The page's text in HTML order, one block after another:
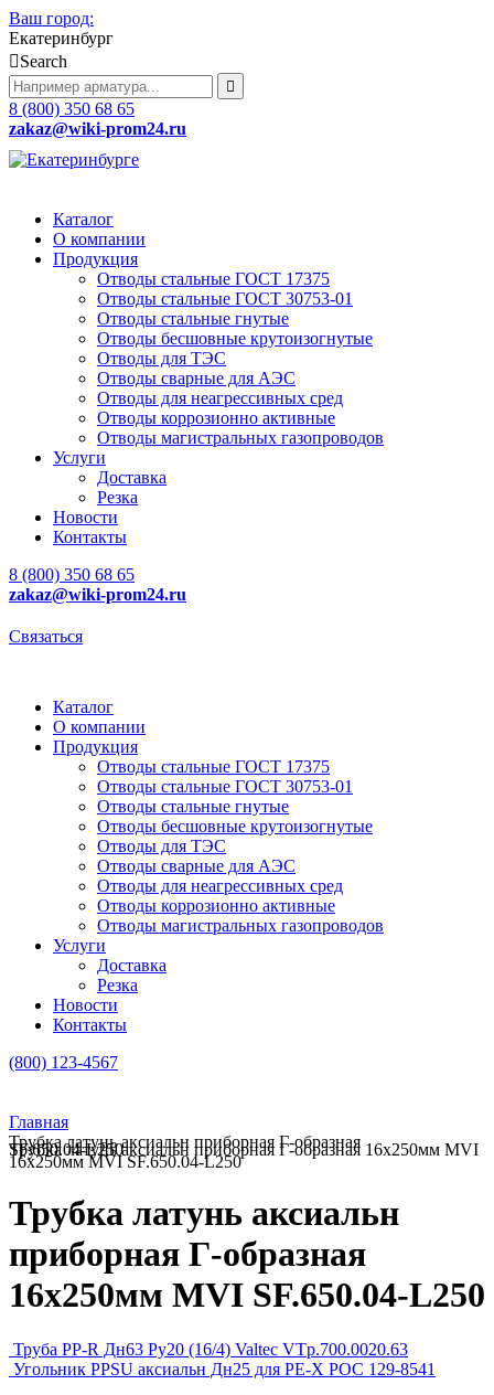
Ваш город:
Екатеринбург
Search
8 (800) 350 68 65
zakaz@wiki-prom24.ru
Каталог
О компании
Продукция
Отводы стальные ГОСТ 17375
Отводы стальные ГОСТ 30753-01
Отводы стальные гнутые
Отводы бесшовные крутоизогнутые
Отводы для ТЭС
Отводы сварные для АЭС
Отводы для неагрессивных сред
Отводы коррозионно активные
Отводы магистральных газопроводов
Услуги
Доставка
Резка
Новости
Контакты
8 (800) 350 68 65
zakaz@wiki-prom24.ru
Связаться
Каталог
О компании
Продукция
Отводы стальные ГОСТ 17375
Отводы стальные ГОСТ 30753-01
Отводы стальные гнутые
Отводы бесшовные крутоизогнутые
Отводы для ТЭС
Отводы сварные для АЭС
Отводы для неагрессивных сред
Отводы коррозионно активные
Отводы магистральных газопроводов
Услуги
Доставка
Резка
Новости
Контакты
(800) 123-4567
Главная
Трубка латунь аксиальн приборная Г-образная
16х250мм MVI SF.650.04-L250
Трубка латунь аксиальн приборная Г-образная 16х250мм MVI SF.650.04-L250
Трубка латунь аксиальн
приборная Г-образная
16х250мм MVI SF.650.04-L250
Труба PP-R Дн63 Ру20 (16/4) Valtec VTp.700.0020.63
Угольник PPSU аксиальн Дн25 для PE-Х РОС 129-8541